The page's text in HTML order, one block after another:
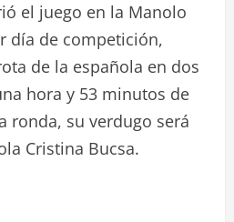
el juego en la Manolo
día de competición,
de la española en dos
hora y 53 minutos de
ronda, su verdugo será
Cristina Bucsa.